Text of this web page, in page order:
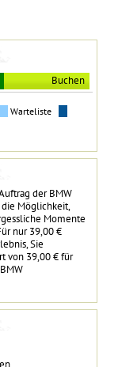
Buchen
Warteliste
der BMW
Möglichkeit,
Momente
nur 39,00 €
Sie
von 39,00 € für